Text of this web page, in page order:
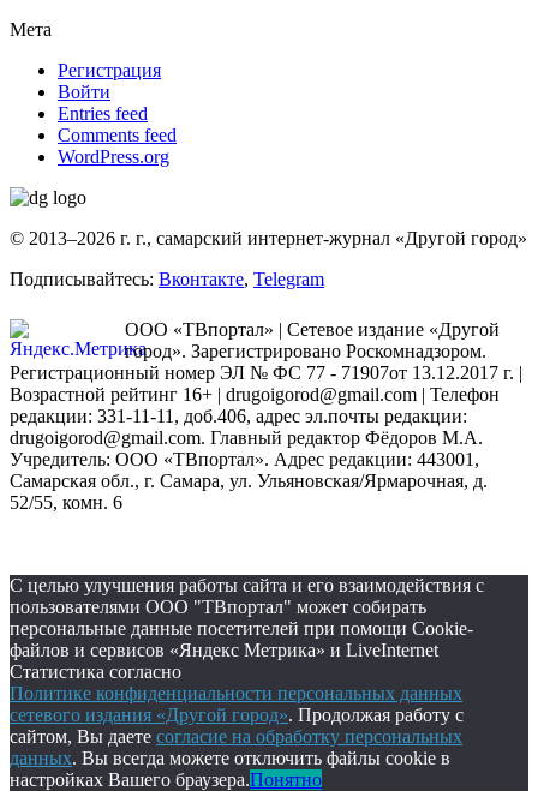
Мета
Регистрация
Войти
Entries feed
Comments feed
WordPress.org
© 2013–2026 г. г., самарский интернет-журнал «Другой город»
Подписывайтесь: Вконтакте, Telegram
ООО «ТВпортал» | Сетевое издание «Другой
город». Зарегистрировано Роскомнадзором.
Регистрационный номер ЭЛ № ФС 77 - 71907от 13.12.2017 г. |
Возрастной рейтинг 16+ | drugoigorod@gmail.com | Телефон
редакции: 331-11-11, доб.406, адрес эл.почты редакции:
drugoigorod@gmail.com. Главный редактор Фёдоров М.А.
Учредитель: ООО «ТВпортал». Адрес редакции: 443001,
Самарская обл., г. Самара, ул. Ульяновская/Ярмарочная, д.
52/55, комн. 6
С целью улучшения работы сайта и его взаимодействия с
пользователями ООО "ТВпортал" может собирать
персональные данные посетителей при помощи Cookie-
файлов и сервисов «Яндекс Метрика» и LiveInternet
Статистика согласно
Политике конфиденциальности персональных данных
сетевого издания «Другой город». Продолжая работу с
сайтом, Вы даете согласие на обработку персональных
данных. Вы всегда можете отключить файлы cookie в
настройках Вашего браузера.Понятно